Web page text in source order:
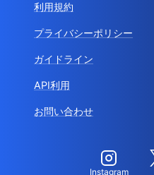
利用規約
プライバシーポリシー
ガイドライン
API利用
お問い合わせ
Instagram